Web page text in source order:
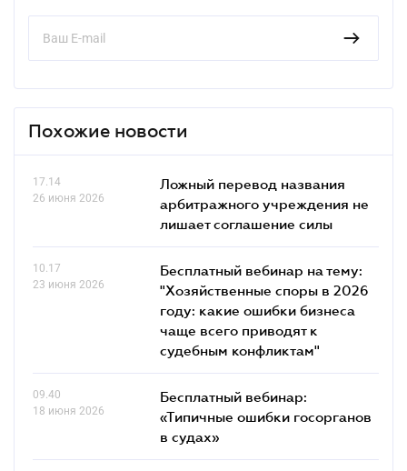
Похожие новости
17.14
26 июня 2026
Ложный перевод названия
арбитражного учреждения не
лишает соглашение силы
10.17
23 июня 2026
Бесплатный вебинар на тему:
"Хозяйственные споры в 2026
году: какие ошибки бизнеса
чаще всего приводят к
судебным конфликтам"
09.40
18 июня 2026
Бесплатный вебинар:
«Типичные ошибки госорганов
в судах»